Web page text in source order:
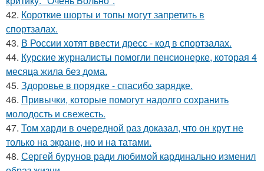
42. Короткие шорты и топы могут запретить в
спортзалах.
43. В России хотят ввести дресс - код в спортзалах.
44. Курские журналисты помогли пенсионерке, которая 4
месяца жила без дома.
45. Здоровье в порядке - спасибо зарядке.
46. Привычки, которые помогут надолго сохранить
молодость и свежесть.
47. Том харди в очередной раз доказал, что он крут не
только на экране, но и на татами.
48. Сергей бурунов ради любимой кардинально изменил